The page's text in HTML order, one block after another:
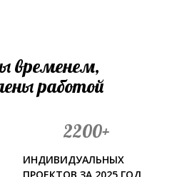
временем,
работой
2200+
ИНДИВИДУАЛЬНЫХ